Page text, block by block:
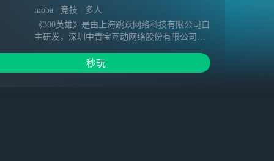
moba 竞技
多人
《300英雄》是由上海跳跃网络科技有限公司自
主研发，深圳中青宝互动网络股份有限公司运
为主，提供永恒战场和永恒竞技场两种经典模
式任由玩家选择，并创新性地加入勇者斗恶
秒玩